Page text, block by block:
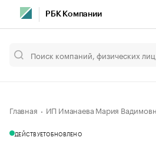
РБК Компании
Главная ИП Иманаева Мария
ДЕЙСТВУЕТОБНОВЛЕНО